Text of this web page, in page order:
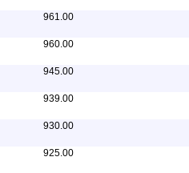
961.00
960.00
945.00
939.00
930.00
925.00